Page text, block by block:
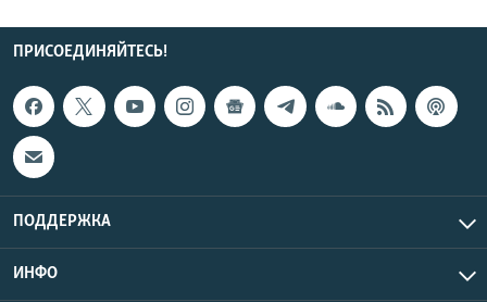
ПРИСОЕДИНЯЙТЕСЬ!
ПОДДЕРЖКА
ИНФО